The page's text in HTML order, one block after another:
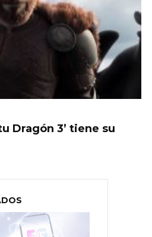
Dragón 3’ tiene su